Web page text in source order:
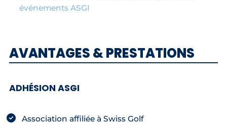
événements ASGI
AVANTAGES & PRESTATIONS
ADHÉSION ASGI
Association affiliée à Swiss Golf